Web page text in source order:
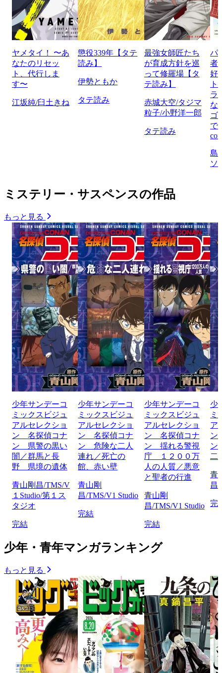
ヤメタイ！ 〜あ
なたのリセッ
ト、代行しま
す〜
江坂純/臼土きね
懲役339年【タテ
読み】
伊勢ともか
タテ読み
最強女師匠たち
が育成方針を巡
って修羅場【タ
テ読み】
赤城大空/タジマ
粒子/小野洋一郎
タテ読み
パ
者
好
ト
ラ
な
ゴ
で
島
ソ
ミステリー・サスペンスの作品
もっと見る
少年サンデーコ
ミックスビジュ
アルセレクショ
ン 名探偵コナ
ン 県警の黒い
闇／群馬と長
野 県境の遺体
青山剛昌/TMS/V
１Studio/第１ス
タジオ
完結
少年サンデーコ
ミックスビジュ
アルセレクショ
ン 名探偵コナ
ン 危険な二人
連れ／死亡の
館、赤い壁
青山剛
昌/TMS/V1 Studio
完結
少年サンデーコ
ミックスビジュ
アルセレクショ
ン 名探偵コナ
ン 揺れる警視
庁 １２００万
人の人質／悪意
と聖者の行進
青山剛
昌/TMS/V1 Studio
完結
少
ミ
ア
ン
ン
二
青
昌
完
少年・青年マンガランキング
もっと見る